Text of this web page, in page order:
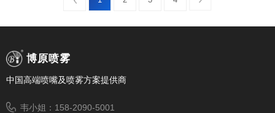
博原喷雾
中国高端喷嘴及喷雾方案提供商
韦小姐：158-2090-5001